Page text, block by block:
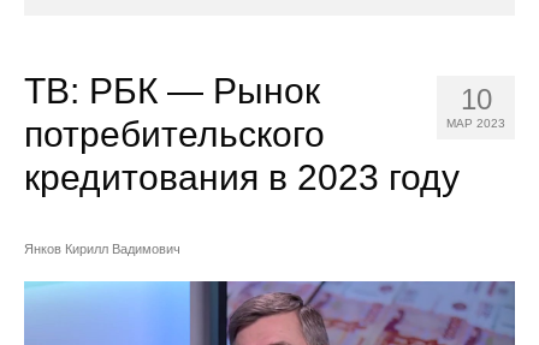
Администрация
10
МАР 2023
ТВ: РБК — Рынок
потребительского
кредитования в 2023 году
Янков Кирилл Вадимович